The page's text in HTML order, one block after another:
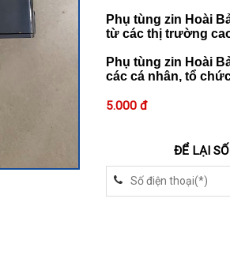
Phụ tùng zin Hoài
từ các thị trường
Phụ tùng zin Hoài
các cá nhân, tổ
5.000 đ
ĐỂ LẠI